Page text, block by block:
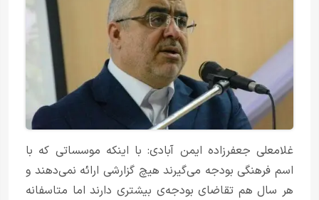
غلامعلی جعفرزاده ایمن آبادی: با اینکه موسساتی که با
اسم فرهنگی بودجه می‌گیرند هیچ گزارشی ارائه نمی‌دهند و
هر سال هم تقاضای بودجه‌ی بیشتری دارند اما متاسفانه